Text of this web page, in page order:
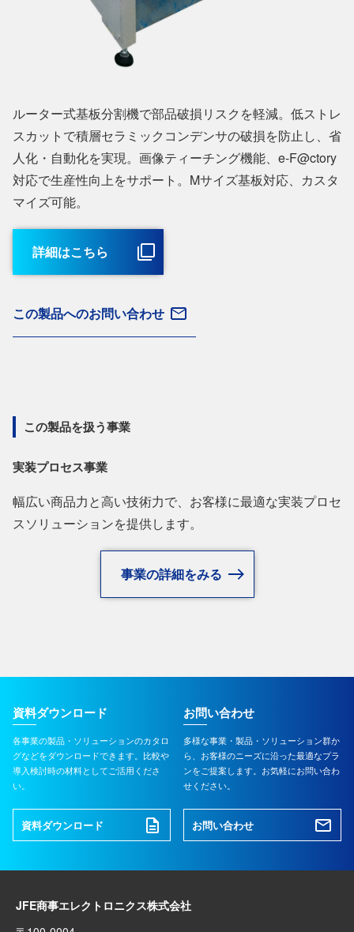
ルーター式基板分割機で部品破損リスクを軽減。低ストレ
スカットで積層セラミックコンデンサの破損を防止し、省
人化・自動化を実現。画像ティーチング機能、e-F@ctory
対応で生産性向上をサポート。Mサイズ基板対応、カスタ
マイズ可能。
詳細はこちら
この製品へのお問い合わせ
この製品を扱う事業
実装プロセス事業
幅広い商品力と高い技術力で、お客様に最適な実装プロセ
スソリューションを提供します。
事業の詳細をみる
資料ダウンロード
各事業の製品・ソリューションのカタロ
グなどをダウンロードできます。比較や
導入検討時の材料としてご活用くださ
い。
資料ダウンロード
お問い合わせ
多様な事業・製品・ソリューション群か
ら、お客様のニーズに沿った最適なプラ
ンをご提案します。お気軽にお問い合わ
せください。
お問い合わせ
JFE商事エレクトロニクス株式会社